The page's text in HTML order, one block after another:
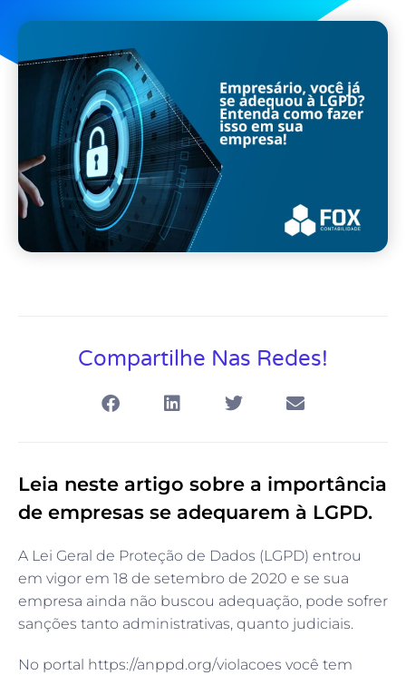
Compartilhe Nas Redes!
Leia neste artigo sobre a importância
de empresas se adequarem à LGPD.
A Lei Geral de Proteção de Dados (LGPD) entrou
em vigor em 18 de setembro de 2020 e se sua
empresa ainda não buscou adequação, pode sofrer
sanções tanto administrativas, quanto judiciais.
No portal https://anppd.org/violacoes você tem